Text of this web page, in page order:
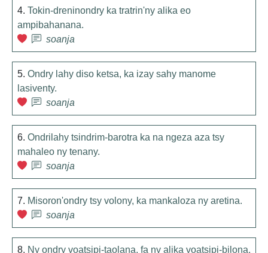
4. Tokin-dreninondry ka tratrin'ny alika eo
ampibahanana.
soanja
5. Ondry lahy diso ketsa, ka izay sahy manome
lasiventy.
soanja
6. Ondrilahy tsindrim-barotra ka na ngeza aza tsy
mahaleo ny tenany.
soanja
7. Misoron'ondry tsy volony, ka mankaloza ny aretina.
soanja
8. Ny ondry voatsipi-taolana, fa ny alika voatsipi-bilona,